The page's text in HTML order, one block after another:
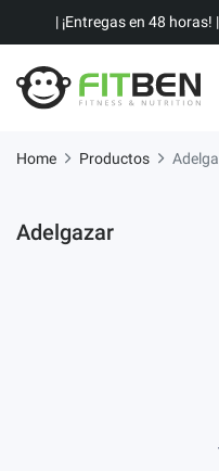
| ¡Entregas en 48
Home Productos
Adelgazar